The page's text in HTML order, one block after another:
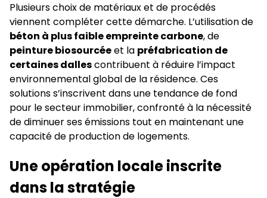
Plusieurs choix de matériaux et de procédés
viennent compléter cette démarche. L’utilisation de
béton à plus faible empreinte carbone, de
peinture biosourcéeet la préfabrication de
certaines dallescontribuent à réduire l’impact
environnemental global de la résidence. Ces
solutions s’inscrivent dans une tendance de fond
pour le secteur immobilier, confronté à la nécessité
de diminuer ses émissions tout en maintenant une
capacité de production de logements.
Une opération locale inscrite
dans la stratégie